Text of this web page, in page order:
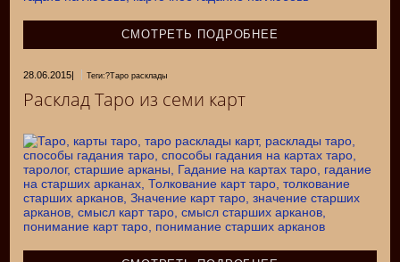
СМОТРЕТЬ ПОДРОБНЕЕ
28.06.2015| Теги:?Таро расклады
Расклад Таро из семи карт